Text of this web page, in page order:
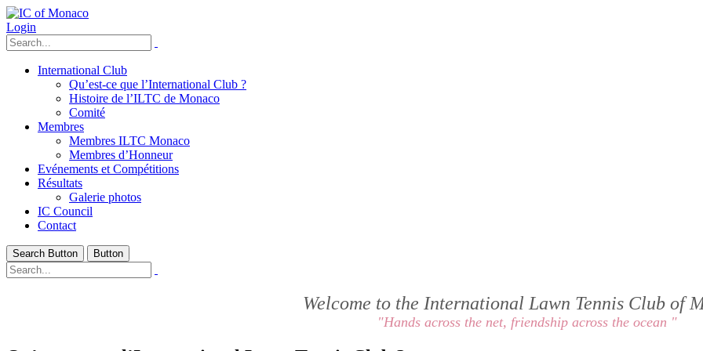
Login
International Club
Qu’est-ce que l’International Club ?
Histoire de l’ILTC de Monaco
Comité
Membres
Membres ILTC Monaco
Membres d’Honneur
Evénements et Compétitions
Résultats
Galerie photos
IC Council
Contact
Search Button Button
Welcome to the International Lawn Tennis Club of
"Hands across the net, friendship across the ocean "